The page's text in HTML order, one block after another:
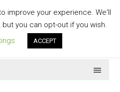
improve your experience. We'll
you can opt-out if you wish.
ACCEPT